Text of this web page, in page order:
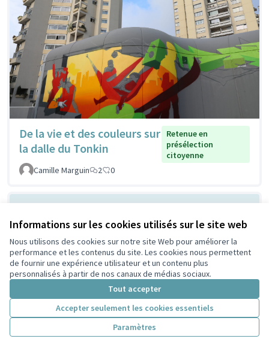
Informations sur les cookies utilisés sur le site web
Nous utilisons des cookies sur notre site Web pour améliorer la
performance et les contenus du site. Les cookies nous permettent
de fournir une expérience utilisateur et un contenu plus
personnalisés à partir de nos canaux de médias sociaux.
Tout accepter
Accepter seulement les cookies essentiels
Paramètres
De la vie et des couleurs sur
la dalle du Tonkin
Retenue en
présélection
citoyenne
Camille Marguin
2 0
Ombrager devant la MLIS
pour respirer mieux
Non retenue en
présélection
Lescuyer
2 0